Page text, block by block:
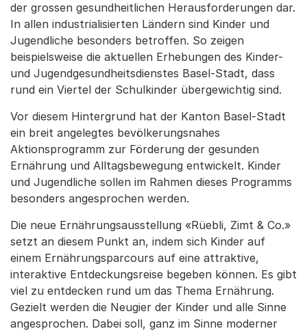
der grossen gesundheitlichen Herausforderungen dar.
In allen industrialisierten Ländern sind Kinder und
Jugendliche besonders betroffen. So zeigen
beispielsweise die aktuellen Erhebungen des Kinder-
und Jugendgesundheitsdienstes Basel-Stadt, dass
rund ein Viertel der Schulkinder übergewichtig sind.
Vor diesem Hintergrund hat der Kanton Basel-Stadt
ein breit angelegtes bevölkerungsnahes
Aktionsprogramm zur Förderung der gesunden
Ernährung und Alltagsbewegung entwickelt. Kinder
und Jugendliche sollen im Rahmen dieses Programms
besonders angesprochen werden.
Die neue Ernährungsausstellung «Rüebli, Zimt & Co.»
setzt an diesem Punkt an, indem sich Kinder auf
einem Ernährungsparcours auf eine attraktive,
interaktive Entdeckungsreise begeben können. Es gibt
viel zu entdecken rund um das Thema Ernährung.
Gezielt werden die Neugier der Kinder und alle Sinne
angesprochen. Dabei soll, ganz im Sinne moderner